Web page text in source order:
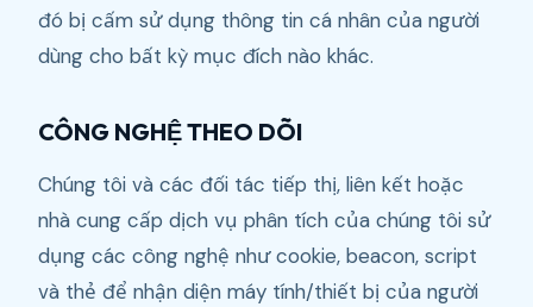
đó bị cấm sử dụng thông tin cá nhân của người
dùng cho bất kỳ mục đích nào khác.
CÔNG NGHỆ THEO DÕI
Chúng tôi và các đối tác tiếp thị, liên kết hoặc
nhà cung cấp dịch vụ phân tích của chúng tôi sử
dụng các công nghệ như cookie, beacon, script
và thẻ để nhận diện máy tính/thiết bị của người